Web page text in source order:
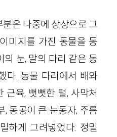
은 나중에 상상으로 그
미지를 가진 동물을 동
의 눈, 말의 다리 같은 동
다. 동물 다리에서 배와
근육, 뻣뻣한 털, 사막처
, 동공이 큰 눈동자, 주름
하게 그려넣었다. 정밀